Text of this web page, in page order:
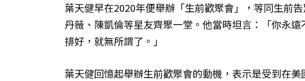
葉天健早在2020年便舉辦「生前歡聚會」，等同生前
丹薇、陳凱倫等星友齊聚一堂。他當時坦言：「你永
排好，就無所謂了。」
葉天健回憶起舉辦生前歡聚會的動機，表示是受到在